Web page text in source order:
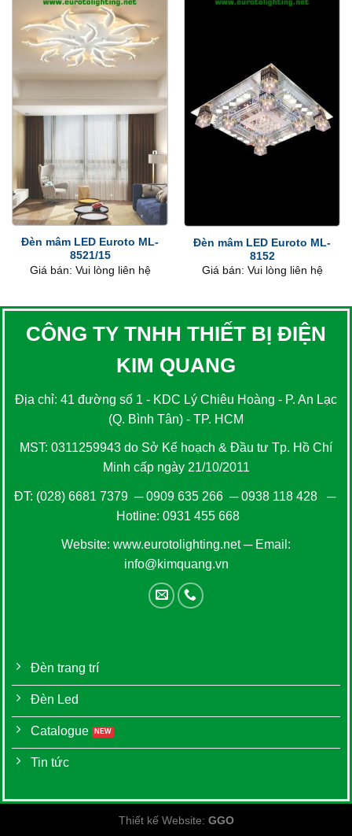
Đèn mâm LED Euroto ML-
8521/15
Giá bán: Vui lòng liên hệ
Đèn mâm LED Euroto ML-
8152
Giá bán: Vui lòng liên hệ
CÔNG TY TNHH THIẾT BỊ ĐIỆN
KIM QUANG
Địa chỉ: 41 đường số 1 - KDC Lý Chiêu Hoàng - P. An Lạc
(Q. Bình Tân) - TP. HCM
MST: 0311259943 do Sở Kế hoạch & Đầu tư Tp. Hồ Chí
Minh cấp ngày 21/10/2011
ĐT: (028) 6681 7379 ─0909 635 266─0938 118 428─
Hotline: 0931 455 668
Website: www.eurotolighting.net─ Email:
info@kimquang.vn
Đèn trang trí
Đèn Led
Catalogue
Tin tức
Thiết kế Website: GGO